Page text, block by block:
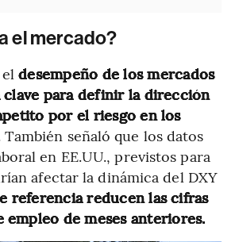
el mercado?
desempeño de los mercados
clave para definir la dirección
por el riesgo en los
También señaló que los datos
en EE.UU., previstos para
afectar la dinámica del DXY
referencia reducen las cifras
empleo de meses anteriores.